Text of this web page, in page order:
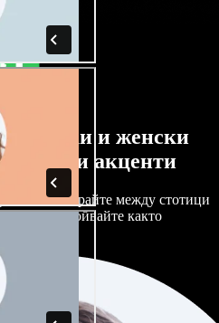
мъжки и женски
акценти
Избирайте между стотици
и ги настройвайте както